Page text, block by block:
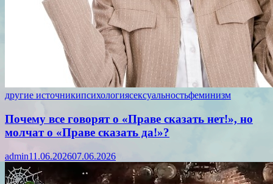
другие источникипсихологиясексуальностьфеминизм
Почему все говорят о «Праве сказать нет!», но
молчат о «Праве сказать да!»?
admin11.06.202607.06.2026